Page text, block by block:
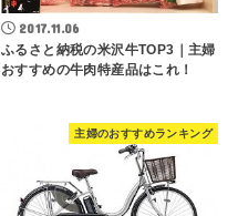
2017.11.06
ふるさと納税の米沢牛TOP3｜主婦
おすすめの牛肉特産品はこれ！
主婦のおすすめランキング